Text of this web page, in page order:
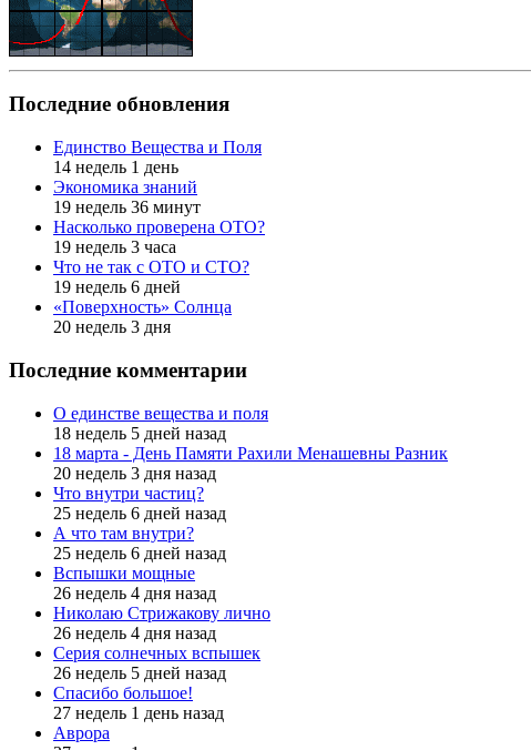
Последние обновления
Единство Вещества и Поля
14 недель 1 день
Экономика знаний
19 недель 36 минут
Насколько проверена ОТО?
19 недель 3 часа
Что не так с ОТО и СТО?
19 недель 6 дней
«Поверхность» Солнца
20 недель 3 дня
Последние комментарии
О единстве вещества и поля
18 недель 5 дней назад
18 марта - День Памяти Рахили Менашевны Разник
20 недель 3 дня назад
Что внутри частиц?
25 недель 6 дней назад
А что там внутри?
25 недель 6 дней назад
Вспышки мощные
26 недель 4 дня назад
Николаю Стрижакову лично
26 недель 4 дня назад
Серия солнечных вспышек
26 недель 5 дней назад
Спасибо большое!
27 недель 1 день назад
Аврора